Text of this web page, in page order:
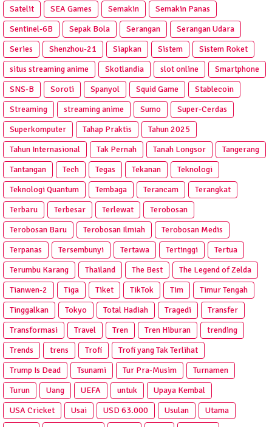
Satelit
SEA Games Semakin
Semakin Panas
Sentinel-6B
Sepak Bola Serangan
Serangan Udara
Series
Shenzhou-21 Siapkan Sistem
Sistem Roket
situs streaming anime
Skotlandia slot online
Smartphone
SNS-B
Soroti Spanyol Squid Game
Stablecoin
Streaming
streaming anime Sumo
Super-Cerdas
Superkomputer
Tahap Praktis
Tahun 2025
Tahun Internasional
Tak Pernah Tanah Longsor
Tangerang
Tantangan
Tech Tegas Tekanan
Teknologi
Teknologi Quantum
Tembaga Terancam
Terangkat
Terbaru
Terbesar Terlewat
Terobosan
Terobosan Baru
Terobosan Ilmiah
Terobosan Medis
Terpanas
Tersembunyi Tertawa Tertinggi
Tertua
Terumbu Karang
Thailand The Best
The Legend of Zelda
Tianwen-2
Tiga Tiket TikTok Tim
Timur Tengah
Tinggalkan
Tokyo Total Hadiah Tragedi
Transfer
Transformasi
Travel Tren Tren Hiburan
trending
Trends
trens Trofi
Trofi yang Tak Terlihat
Trump Is Dead
Tsunami Tur Pra‑Musim
Turnamen
Turun
Uang UEFA untuk
Upaya Kembal
USA Cricket
Usai USD 63.000 Usulan
Utama